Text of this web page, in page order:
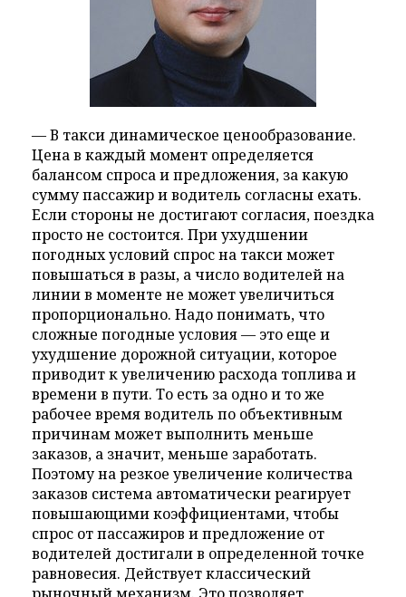
— В такси динамическое ценообразование.
Цена в каждый момент определяется
балансом спроса и предложения, за какую
сумму пассажир и водитель согласны ехать.
Если стороны не достигают согласия, поездка
просто не состоится. При ухудшении
погодных условий спрос на такси может
повышаться в разы, а число водителей на
линии в моменте не может увеличиться
пропорционально. Надо понимать, что
сложные погодные условия — это еще и
ухудшение дорожной ситуации, которое
приводит к увеличению расхода топлива и
времени в пути. То есть за одно и то же
рабочее время водитель по объективным
причинам может выполнить меньше
заказов, а значит, меньше заработать.
Поэтому на резкое увеличение количества
заказов система автоматически реагирует
повышающими коэффициентами, чтобы
спрос от пассажиров и предложение от
водителей достигали в определенной точке
равновесия. Действует классический